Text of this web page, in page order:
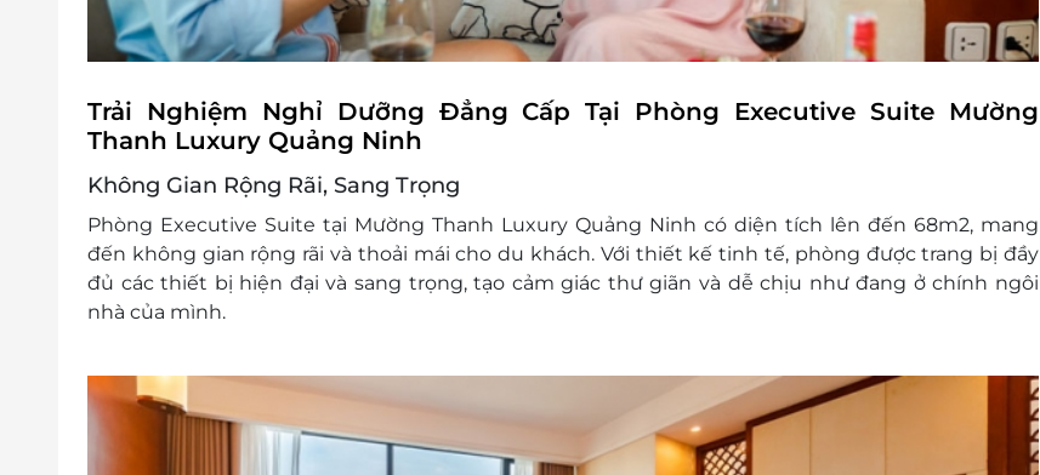
Trải Nghiệm Nghỉ Dưỡng Đẳng Cấp Tại Phòng Executive Suite Mường
Thanh Luxury Quảng Ninh
Không Gian Rộng Rãi, Sang Trọng
Phòng Executive Suite tại Mường Thanh Luxury Quảng Ninh có diện tích lên đến 68m2, mang
đến không gian rộng rãi và thoải mái cho du khách. Với thiết kế tinh tế, phòng được trang bị đầy
đủ các thiết bị hiện đại và sang trọng, tạo cảm giác thư giãn và dễ chịu như đang ở chính ngôi
nhà của mình.